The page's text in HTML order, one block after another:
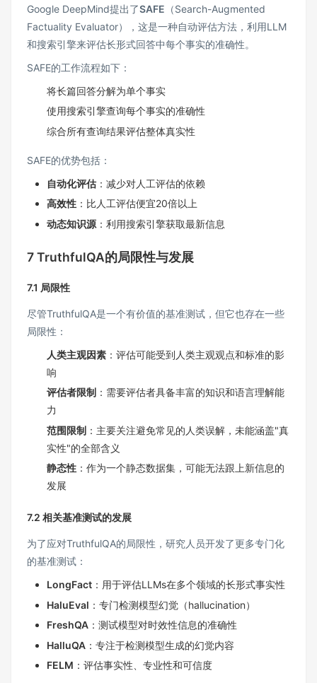
Google DeepMind提出了SAFE （Search-Augmented
Factuality Evaluator），这是一种自动评估方法，利用LLM
和搜索引擎来评估长形式回答中每个事实的准确性。
SAFE的工作流程如下：
将长篇回答分解为单个事实
使用搜索引擎查询每个事实的准确性
综合所有查询结果评估整体真实性
SAFE的优势包括：
自动化评估 ：减少对人工评估的依赖
高效性 ：比人工评估便宜20倍以上
动态知识源 ：利用搜索引擎获取最新信息
7 TruthfulQA的局限性与发展
7.1 局限性
尽管TruthfulQA是一个有价值的基准测试，但它也存在一些
局限性：
人类主观因素 ：评估可能受到人类主观观点和标准的影
响
评估者限制 ：需要评估者具备丰富的知识和语言理解能
力
范围限制 ：主要关注避免常见的人类误解，未能涵盖"真
实性"的全部含义
静态性 ：作为一个静态数据集，可能无法跟上新信息的
发展
7.2 相关基准测试的发展
为了应对TruthfulQA的局限性，研究人员开发了更多专门化
的基准测试：
LongFact ：用于评估LLMs在多个领域的长形式事实性
HaluEval ：专门检测模型幻觉（hallucination）
FreshQA ：测试模型对时效性信息的准确性
HalluQA ：专注于检测模型生成的幻觉内容
FELM ：评估事实性、专业性和可信度